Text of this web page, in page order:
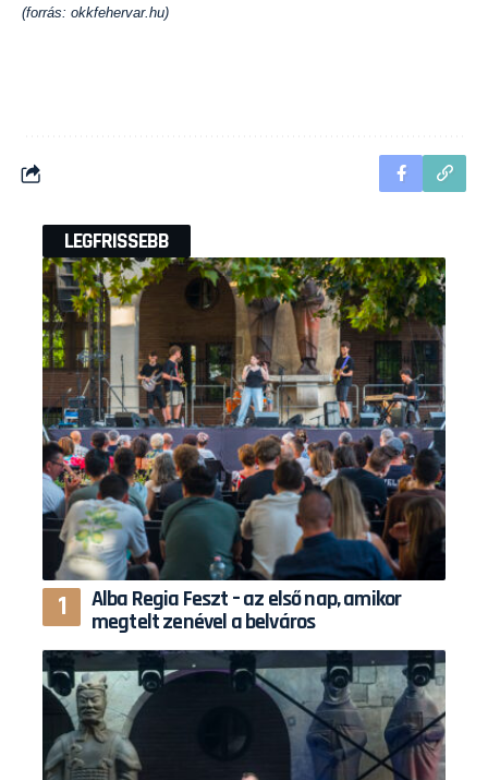
(forrás: okkfehervar.hu)
LEGFRISSEBB
Alba Regia Feszt – az első nap, amikor
megtelt zenével a belváros